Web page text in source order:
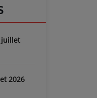
juillet
2026